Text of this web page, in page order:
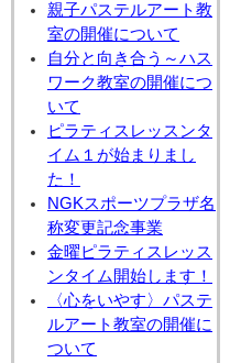
親子パステルアート教
室の開催について
自分と向き合う～ハス
ワーク教室の開催につ
いて
ピラティスレッスンタ
イム１が始まりまし
た！
NGKスポーツプラザ名
称変更記念事業
金曜ピラティスレッス
ンタイム開始します！
〈心をいやす〉パステ
ルアート教室の開催に
ついて